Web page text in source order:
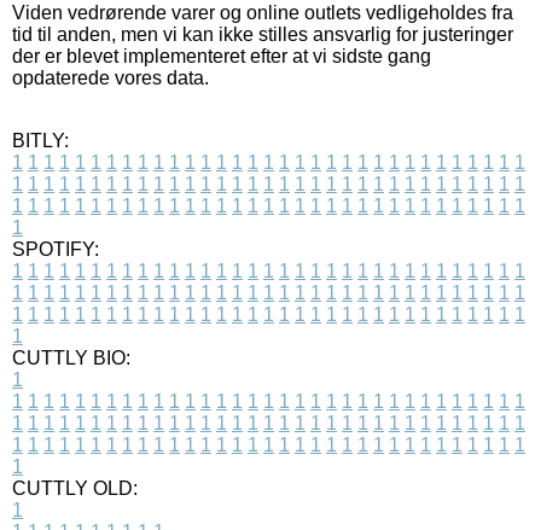
Viden vedrørende varer og online outlets vedligeholdes fra
tid til anden, men vi kan ikke stilles ansvarlig for justeringer
der er blevet implementeret efter at vi sidste gang
opdaterede vores data.
BITLY:
1 1 1 1 1 1 1 1 1 1 1 1 1 1 1 1 1 1 1 1 1 1 1 1 1 1 1 1 1 1 1 1 1
1 1 1 1 1 1 1 1 1 1 1 1 1 1 1 1 1 1 1 1 1 1 1 1 1 1 1 1 1 1 1 1 1
1 1 1 1 1 1 1 1 1 1 1 1 1 1 1 1 1 1 1 1 1 1 1 1 1 1 1 1 1 1 1 1 1
1
SPOTIFY:
1 1 1 1 1 1 1 1 1 1 1 1 1 1 1 1 1 1 1 1 1 1 1 1 1 1 1 1 1 1 1 1 1
1 1 1 1 1 1 1 1 1 1 1 1 1 1 1 1 1 1 1 1 1 1 1 1 1 1 1 1 1 1 1 1 1
1 1 1 1 1 1 1 1 1 1 1 1 1 1 1 1 1 1 1 1 1 1 1 1 1 1 1 1 1 1 1 1 1
1
CUTTLY BIO:
1
1 1 1 1 1 1 1 1 1 1 1 1 1 1 1 1 1 1 1 1 1 1 1 1 1 1 1 1 1 1 1 1 1
1 1 1 1 1 1 1 1 1 1 1 1 1 1 1 1 1 1 1 1 1 1 1 1 1 1 1 1 1 1 1 1 1
1 1 1 1 1 1 1 1 1 1 1 1 1 1 1 1 1 1 1 1 1 1 1 1 1 1 1 1 1 1 1 1 1
1
CUTTLY OLD:
1